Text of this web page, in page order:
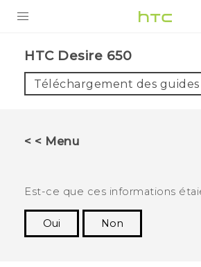
VIVE
SUPPORT
Appareils HTC & Accessoires
HTC Desire 650‎
Téléchargement des guides
< < Menu
Est-ce que ces informations
Oui
Non